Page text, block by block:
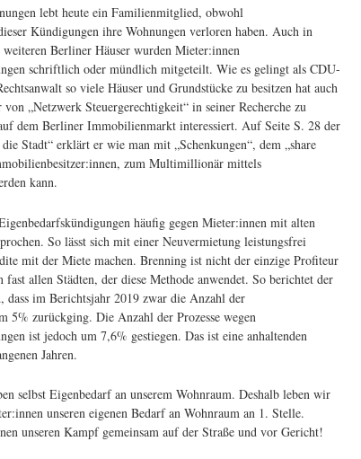
lebt heute ein Familienmitglied, obwohl
Kündigungen ihre Wohnungen verloren haben. Auch in
weiteren Berliner Häuser wurden Mieter:innen
schriftlich oder mündlich mitgeteilt. Wie es gelingt als CDU-
so viele Häuser und Grundstücke zu besitzen hat auch
„Netzwerk Steuergerechtigkeit“ in seiner Recherche zu
dem Berliner Immobilienmarkt interessiert. Auf Seite S. 28 der
Stadt“ erklärt er wie man mit „Schenkungen“, dem „share
zum Multimillionär mittels
kann.
häufig gegen Mieter:innen mit alten
So lässt sich mit einer Neuvermietung leistungsfrei
mit der Miete machen. Brenning ist nicht der einzige Profiteur
fast allen Städten, der diese Methode anwendet. So berichtet der
dass im Berichtsjahr 2019 zwar die Anzahl der
5% zurückging. Die Anzahl der Prozesse wegen
ist jedoch um 7,6% gestiegen. Das ist eine anhaltenden
Jahren.
selbst Eigenbedarf an unserem Wohnraum. Deshalb leben wir
unseren eigenen Bedarf an Wohnraum an 1. Stelle.
unseren Kampf gemeinsam auf der Straße und vor Gericht!